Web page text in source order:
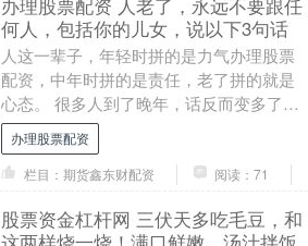
办理股票配资 人老了，永远不要跟任
何人，包括你的儿女，说以下3句话
人这一辈子，年轻时拼的是力气办理股票
配资，中年时拼的是责任，老了拼的就是
心态。 很多人到了晚年，话反而变多了。
不是因为爱唠叨，是因为心里装了太多
事。 子女忙，....
办理股票配资
栏目：期货鑫东财配资
阅读：71
股票资金杠杆网 三伏天多吃毛豆，和